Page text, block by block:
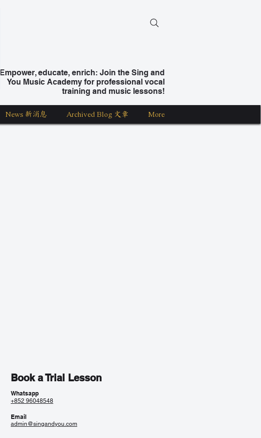
Empower, educate, enrich: Join the Sing and
You Music Academy for professional vocal
training and music lessons!
News 新消息 Archived Blog 文章 More
Whatsapp
+852 96048548
Book a Trial Lesson
Email
admin@singandyou.com